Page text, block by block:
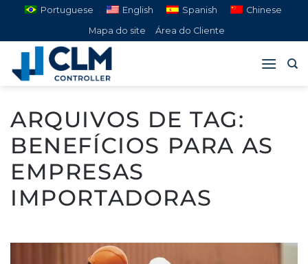
Pular
o
conteúdo
Portuguese English Spanish
Chinese
Mapa do site
Área do Cliente
ARQUIVOS DE TAG:
BENEFÍCIOS PARA AS
EMPRESAS
IMPORTADORAS